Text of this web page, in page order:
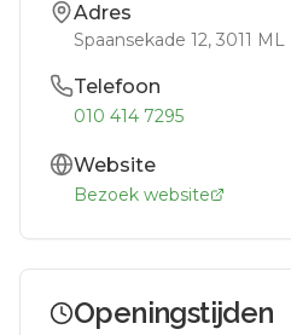
Adres
Spaansekade 12, 3011 ML
Telefoon
010 414 7295
Website
Bezoek website
Openingstijden